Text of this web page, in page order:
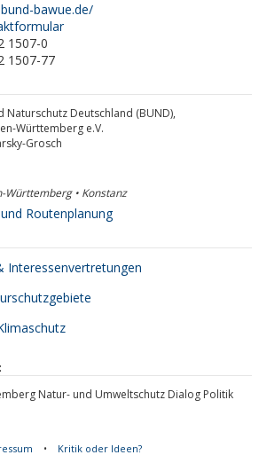
bawue.de/
1507-0
1507-77
Naturschutz Deutschland (BUND),
Württemberg e.V.
Grosch
Württemberg • Konstanz
Routenplanung
Interessenvertretungen
Natur- und Umweltschutz Dialog Politik
• Kritik oder Ideen?